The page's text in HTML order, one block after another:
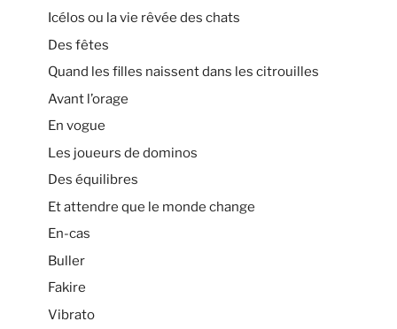
Icélos ou la vie rêvée des chats
Des fêtes
Quand les filles naissent dans les citrouilles
Avant l’orage
En vogue
Les joueurs de dominos
Des équilibres
Et attendre que le monde change
En-cas
Buller
Fakire
Vibrato